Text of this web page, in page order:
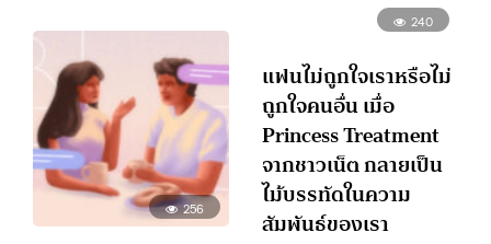
256
240
แฟนไม่ถูกใจเราหรือไม่
ถูกใจคนอื่น เมื่อ
Princess Treatment
จากชาวเน็ต กลายเป็น
ไม้บรรทัดในความ
สัมพันธ์ของเรา